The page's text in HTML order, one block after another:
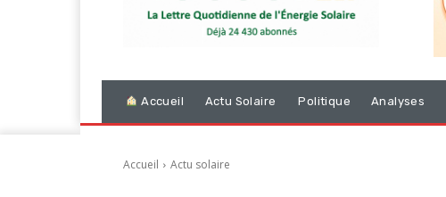
Accueil Actu Solaire Politique Analyses
Accueil Actu solaire